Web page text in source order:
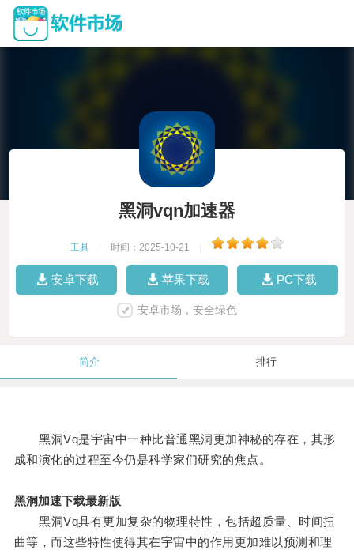
黑洞vqn加速器
工具 时间：2025-10-21
安卓下载 苹果下载 PC下载
安卓市场，安全绿色
简介 排行
黑洞Vq是宇宙中一种比普通黑洞更加神秘的存在，其形
成和演化的过程至今仍是科学家们研究的焦点。
黑洞加速下载最新版
黑洞Vq具有更加复杂的物理特性，包括超质量、时间扭
曲等，而这些特性使得其在宇宙中的作用更加难以预测和理